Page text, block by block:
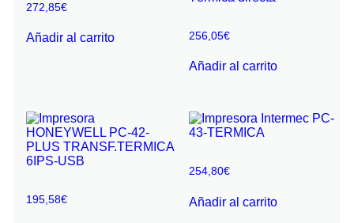
272,85€
Añadir al carrito 256,05€
Añadir al carrito
195,58€
254,80€
Añadir al carrito